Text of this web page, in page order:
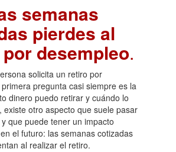
semanas
pierdes al
desempleo.
solicita un retiro por
pregunta casi siempre es la
dinero puedo retirar y cuándo lo
existe otro aspecto que suele pasar
que puede tener un impacto
el futuro: las semanas cotizadas
al realizar el retiro.